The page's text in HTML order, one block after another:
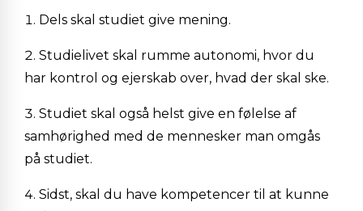
Dels skal studiet give mening.
Studielivet skal rumme autonomi, hvor du
har kontrol og ejerskab over, hvad der skal ske.
Studiet skal også helst give en følelse af
samhørighed med de mennesker man omgås
på studiet.
Sidst, skal du have kompetencer til at kunne